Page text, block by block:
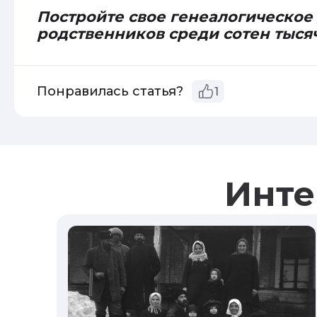
Постройте свое
родственников среди сотен
Понравилась статья? 1